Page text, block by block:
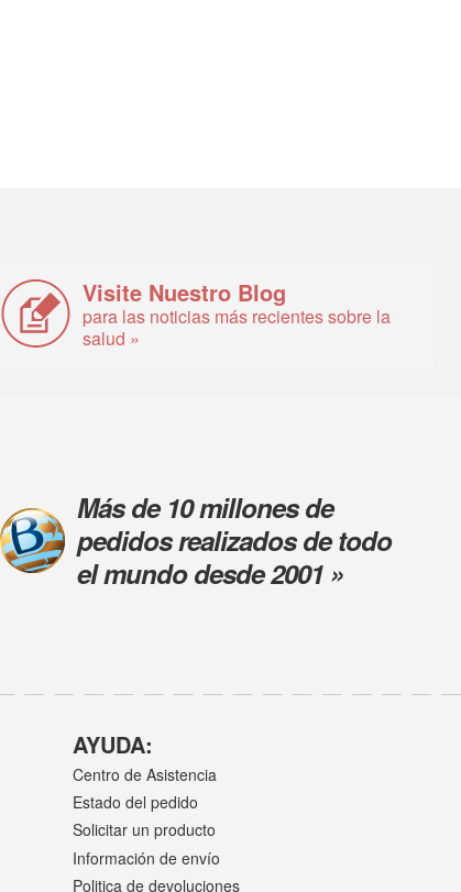
Visite Nuestro Blog
para las noticias más recientes sobre la
salud »
Más de 10 millones de
pedidos realizados de todo
el mundo desde 2001 »
AYUDA:
Centro de Asistencia
Estado del pedido
Solicitar un producto
Información de envío
Politica de devoluciones